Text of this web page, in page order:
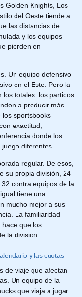
Golden Knights, Los
del Oeste tiende a
las distancias de
y los equipos
pierden en
Un equipo defensivo
en el Este. Pero la
los totales: los partidos
a producir más
los sportsbooks
exactitud,
donde los
diferentes.
regular. De esos,
su propia división, 24
contra equipos de la
tiene una
mucho mejor a sus
La familiaridad
hace que los
la división.
y las cuotas
de viaje que afectan
Un equipo de la
que viaja a jugar